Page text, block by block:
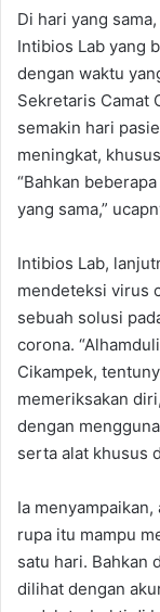
Di hari yang
Intibios Lab yang
dengan waktu
Sekretaris Camat
semakin hari
meningkat,
“Bahkan
yang sama,”
Intibios Lab,
mendeteksi virus
sebuah solusi
corona.
Cikampek,
memeriksakan
dengan
serta alat khusus
Ia
rupa itu mampu
satu hari. Bahkan
dilihat dengan